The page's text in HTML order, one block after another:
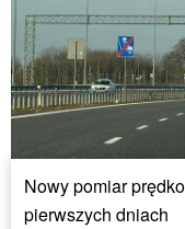
Nowy pomiar
pierwszych dniach